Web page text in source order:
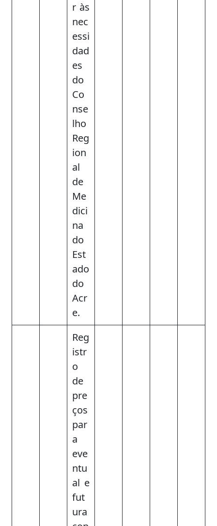
r às
nec
essi
dad
es
do
Co
nse
lho
Reg
ion
al
de
Me
dici
na
do
Est
ado
do
Acr
e.
Reg
istr
o
de
pre
ços
par
a
eve
ntu
al e
fut
ura